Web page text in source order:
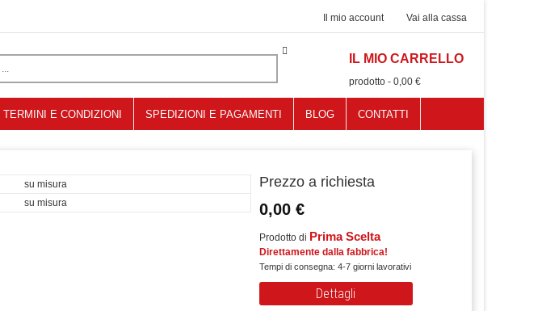
Il mio account Vai alla cassa
IL MIO CARRELLO
prodotto - 0,00 €
TERMINI E CONDIZIONI SPEDIZIONI E PAGAMENTI BLOG CONTATTI
su misura
su misura
Prezzo a richiesta
0,00 €
Prodotto di Prima Scelta
Direttamente dalla fabbrica!
Tempi di consegna: 4-7 giorni lavorativi
Dettagli